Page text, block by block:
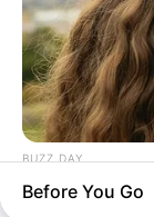
BUZZ DAY
Why Women
Before You Go